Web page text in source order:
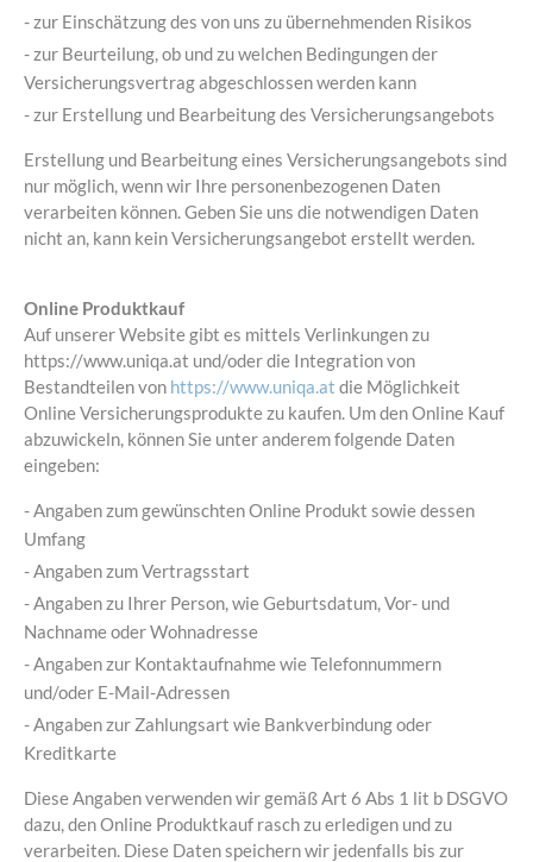
- zur Einschätzung des von uns zu übernehmenden Risikos
- zur Beurteilung, ob und zu welchen Bedingungen der
Versicherungsvertrag abgeschlossen werden kann
- zur Erstellung und Bearbeitung des Versicherungsangebots
Erstellung und Bearbeitung eines Versicherungsangebots sind
nur möglich, wenn wir Ihre personenbezogenen Daten
verarbeiten können. Geben Sie uns die notwendigen Daten
nicht an, kann kein Versicherungsangebot erstellt werden.
Online Produktkauf
Auf unserer Website gibt es mittels Verlinkungen zu
https://www.uniqa.at und/oder die Integration von
Bestandteilen von https://www.uniqa.at die Möglichkeit
Online Versicherungsprodukte zu kaufen. Um den Online Kauf
abzuwickeln, können Sie unter anderem folgende Daten
eingeben:
- Angaben zum gewünschten Online Produkt sowie dessen
Umfang
- Angaben zum Vertragsstart
- Angaben zu Ihrer Person, wie Geburtsdatum, Vor- und
Nachname oder Wohnadresse
- Angaben zur Kontaktaufnahme wie Telefonnummern
und/oder E-Mail-Adressen
- Angaben zur Zahlungsart wie Bankverbindung oder
Kreditkarte
Diese Angaben verwenden wir gemäß Art 6 Abs 1 lit b DSGVO
dazu, den Online Produktkauf rasch zu erledigen und zu
verarbeiten. Diese Daten speichern wir jedenfalls bis zur